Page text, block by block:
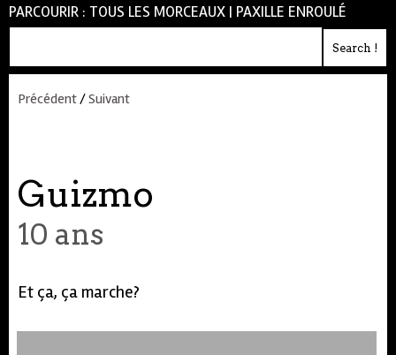
PARCOURIR : TOUS LES MORCEAUX | PAXILLE ENROULÉ
Précédent/Suivant
Guizmo
10 ans
Et ça, ça marche?